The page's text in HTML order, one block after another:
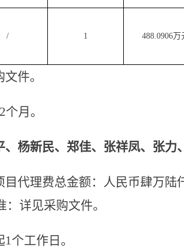
/ 1 488.0906万
件。
个月。
杨新民、郑佳、张祥凤、张力
目代理费总金额：人民币肆万陆
详见采购文件。
1个工作日。